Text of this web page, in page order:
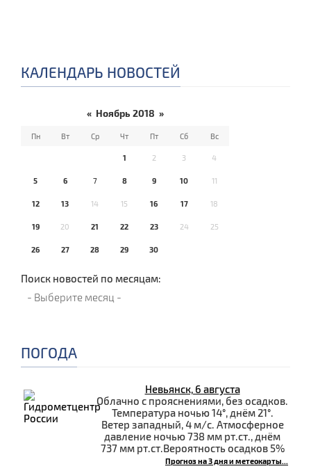
КАЛЕНДАРЬ НОВОСТЕЙ
« Ноябрь 2018 »
Пн Вт Ср Чт Пт Сб Вс
1 2 3 4
5 6 7 8 9 10 11
12 13 14 15 16 17 18
19 20 21 22 23 24 25
26 27 28 29 30
Поиск новостей по месяцам:
ПОГОДА
Невьянск, 6 августа
Облачно с прояснениями, без осадков.
Температура ночью 14°, днём 21°.
Ветер западный, 4 м/с. Атмосферное
давление ночью 738 мм рт.ст., днём
737 мм рт.ст.Вероятность осадков 5%
Прогноз на 3 дня и метеокарты...